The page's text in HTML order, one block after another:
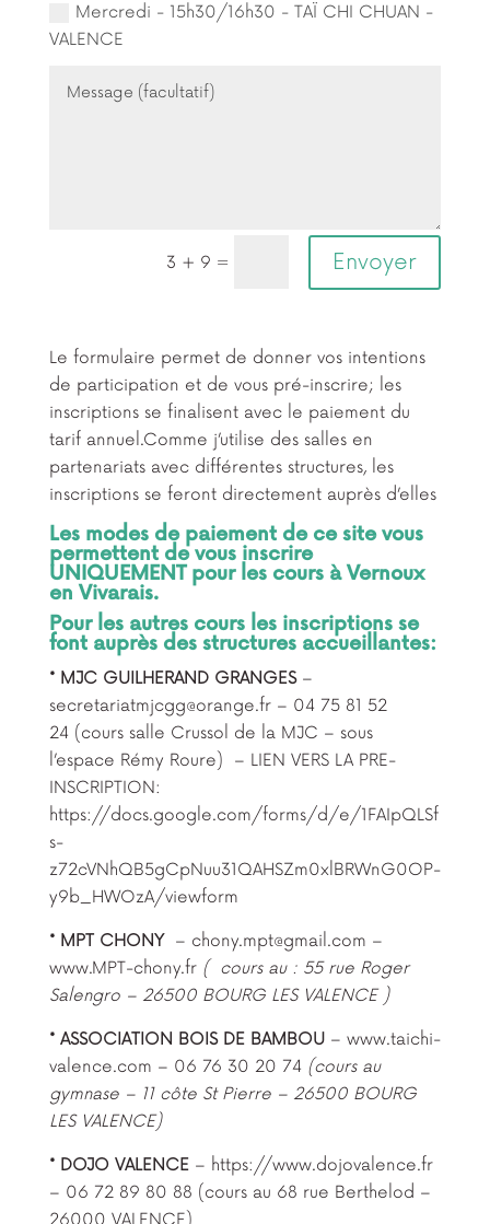
Mercredi - 15h30/16h30 - TAÏ CHI CHUAN -
VALENCE
3 + 9 = Envoyer
Le formulaire permet de donner vos intentions
de participation et de vous pré-inscrire; les
inscriptions se finalisent avec le paiement du
tarif annuel.Comme j’utilise des salles en
partenariats avec différentes structures, les
inscriptions se feront directement auprès d’elles
Les modes de paiement de ce site vous
permettent de vous inscrire
UNIQUEMENT pour les cours à Vernoux
en Vivarais.
Pour les autres cours les inscriptions se
font auprès des structures accueillantes:
* MJC GUILHERAND GRANGES–
secretariatmjcgg@orange.fr – 04 75 81 52
24 (cours salle Crussol de la MJC – sous
l’espace Rémy Roure) – LIEN VERS LA PRE-
INSCRIPTION:
https://docs.google.com/forms/d/e/1FAIpQLSf
s-
z72cVNhQB5gCpNuu31QAHSZm0xlBRWnG0OP-
y9b_HWOzA/viewform
* MPT CHONY– chony.mpt@gmail.com –
www.MPT-chony.fr ( cours au : 55 rue Roger
Salengro – 26500 BOURG LES VALENCE )
* ASSOCIATION BOIS DE BAMBOU– www.taichi-
valence.com – 06 76 30 20 74 (cours au
gymnase – 11 côte St Pierre – 26500 BOURG
LES VALENCE)
* DOJO VALENCE– https://www.dojovalence.fr
– 06 72 89 80 88 (cours au 68 rue Berthelod –